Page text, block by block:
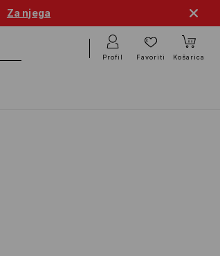
Za njega
Profil Favoriti Košarica